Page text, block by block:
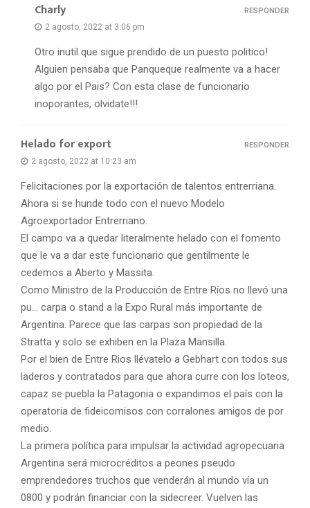
Charly
2 agosto, 2022 at 3:06 pm
Otro inutil que sigue prendido de un puesto politico!
Alguien pensaba que Panqueque realmente va a hacer
algo por el Pais? Con esta clase de funcionario
inoporantes, olvidate!!!
RESPONDER
Helado for export
2 agosto, 2022 at 10:23 am
Felicitaciones por la exportación de talentos entrerriana.
Ahora si se hunde todo con el nuevo Modelo
Agroexportador Entrerriano.
El campo va a quedar literalmente helado con el fomento
que le va a dar este funcionario que gentilmente le
cedemos a Aberto y Massita.
Como Ministro de la Producción de Entre Ríos no llevó una
pu… carpa o stand a la Expo Rural más importante de
Argentina. Parece que las carpas son propiedad de la
Stratta y solo se exhiben en la Plaza Mansilla.
Por el bien de Entre Rios llévatelo a Gebhart con todos sus
laderos y contratados para que ahora curre con los loteos,
capaz se puebla la Patagonia o expandimos el país con la
operatoria de fideicomisos con corralones amigos de por
medio.
La primera política para impulsar la actividad agropecuaria
Argentina será microcréditos a peones pseudo
emprendedores truchos que venderán al mundo vía un
0800 y podrán financiar con la sidecreer. Vuelven las
RESPONDER